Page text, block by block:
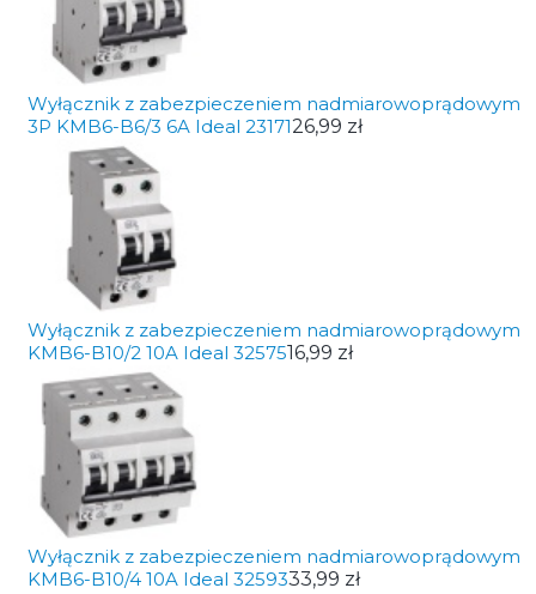
Wyłącznik z zabezpieczeniem nadmiarowoprądowym
3P KMB6-B6/3 6A Ideal 2317126,99 zł
Wyłącznik z zabezpieczeniem nadmiarowoprądowym
KMB6-B10/2 10A Ideal 3257516,99 zł
Wyłącznik z zabezpieczeniem nadmiarowoprądowym
KMB6-B10/4 10A Ideal 3259333,99 zł